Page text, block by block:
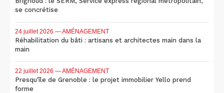
se concrétise
24 juillet 2026 — AMÉNAGEMENT
Réhabilitation du bâti : artisans et architectes main dans la
main
22 juillet 2026 — AMÉNAGEMENT
Presqu'île de Grenoble : le projet immobilier Yello prend
forme